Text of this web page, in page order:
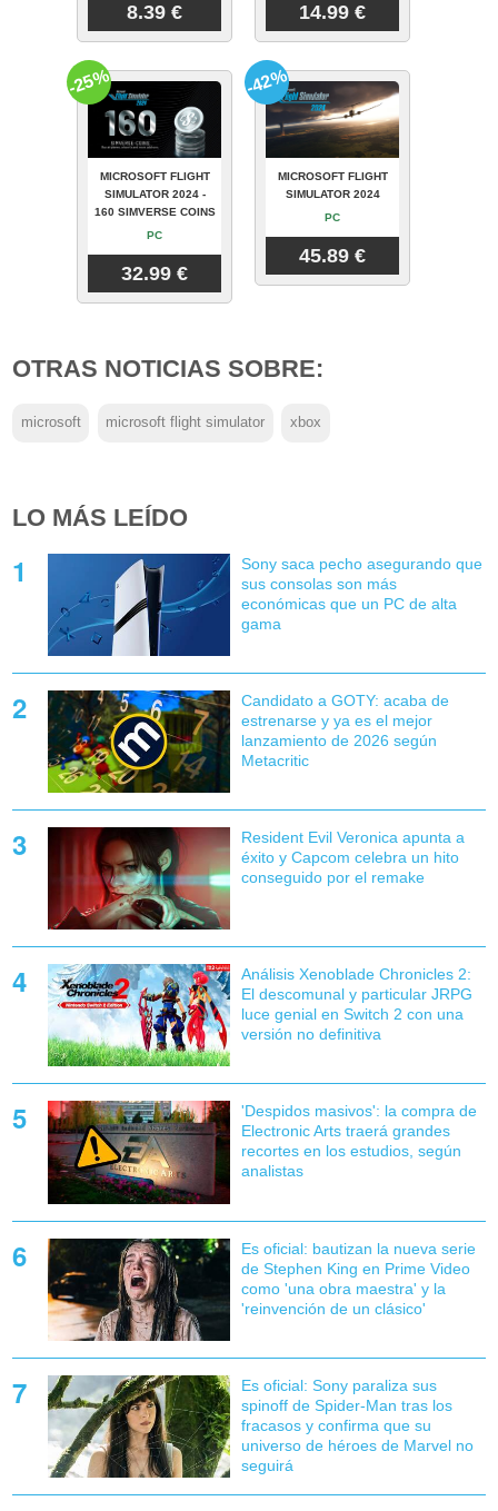
8.39 € 14.99 €
MICROSOFT FLIGHT
SIMULATOR 2024 -
160 SIMVERSE COINS
PC
32.99 €
-25%
MICROSOFT FLIGHT
SIMULATOR 2024
PC
45.89 €
-42%
OTRAS NOTICIAS SOBRE:
microsoft microsoft flight simulator xbox
LO MÁS LEÍDO
Sony saca pecho asegurando que
sus consolas son más
económicas que un PC de alta
gama
Candidato a GOTY: acaba de
estrenarse y ya es el mejor
lanzamiento de 2026 según
Metacritic
Resident Evil Veronica apunta a
éxito y Capcom celebra un hito
conseguido por el remake
Análisis Xenoblade Chronicles 2:
El descomunal y particular JRPG
luce genial en Switch 2 con una
versión no definitiva
'Despidos masivos': la compra de
Electronic Arts traerá grandes
recortes en los estudios, según
analistas
Es oficial: bautizan la nueva serie
de Stephen King en Prime Video
como 'una obra maestra' y la
'reinvención de un clásico'
Es oficial: Sony paraliza sus
spinoff de Spider-Man tras los
fracasos y confirma que su
universo de héroes de Marvel no
seguirá